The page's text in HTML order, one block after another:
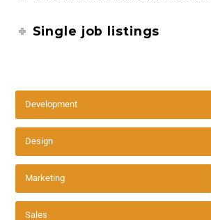
Single job listings
Development
Design
Marketing
Sales